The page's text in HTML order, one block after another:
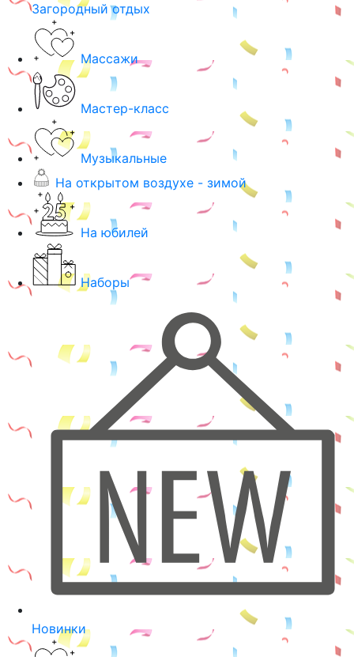
Загородный отдых
Массажи
Мастер-класс
Музыкальные
На открытом воздухе - зимой
На юбилей
Наборы
Новинки